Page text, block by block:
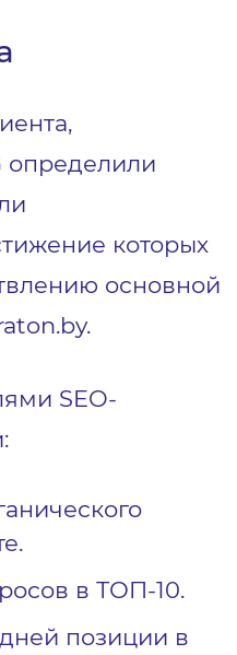
определили
которых
основной
.
SEO-
в ТОП-10.
позиции в